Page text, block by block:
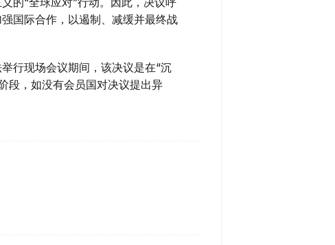
国际合作，以遏制、减缓并最终战
行现场会议期间，该决议是在“沉
段，如没有会员国对决议提出异